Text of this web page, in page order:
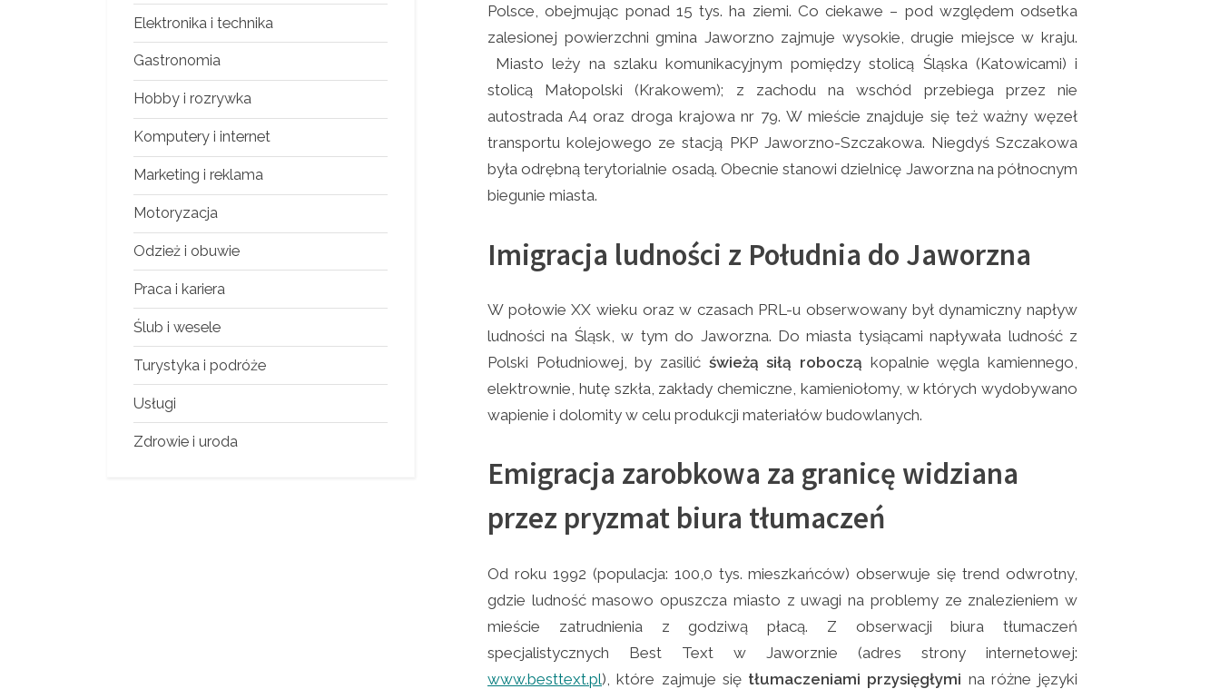
Polsce, obejmując ponad 15 tys. ha ziemi. Co ciekawe – pod względem odsetka
zalesionej powierzchni gmina Jaworzno zajmuje wysokie, drugie miejsce w kraju.
Miasto leży na szlaku komunikacyjnym pomiędzy stolicą Śląska (Katowicami) i
stolicą Małopolski (Krakowem); z zachodu na wschód przebiega przez nie
autostrada A4 oraz droga krajowa nr 79. W mieście znajduje się też ważny węzeł
transportu kolejowego ze stacją PKP Jaworzno-Szczakowa. Niegdyś Szczakowa
była odrębną terytorialnie osadą. Obecnie stanowi dzielnicę Jaworzna na północnym
biegunie miasta.
Imigracja ludności z Południa do Jaworzna
W połowie XX wieku oraz w czasach PRL-u obserwowany był dynamiczny napływ
ludności na Śląsk, w tym do Jaworzna. Do miasta tysiącami napływała ludność z
Polski Południowej, by zasilić świeżą siłą roboczą kopalnie węgla kamiennego,
elektrownie, hutę szkła, zakłady chemiczne, kamieniołomy, w których wydobywano
wapienie i dolomity w celu produkcji materiałów budowlanych.
Emigracja zarobkowa za granicę widziana
przez pryzmat biura tłumaczeń
Od roku 1992 (populacja: 100,0 tys. mieszkańców) obserwuje się trend odwrotny,
gdzie ludność masowo opuszcza miasto z uwagi na problemy ze znalezieniem w
mieście zatrudnienia z godziwą płacą. Z obserwacji biura tłumaczeń
specjalistycznych Best Text w Jaworznie (adres strony internetowej:
www.besttext.pl), które zajmuje się tłumaczeniami przysięgłymi na różne języki
Elektronika i technika
Gastronomia
Hobby i rozrywka
Komputery i internet
Marketing i reklama
Motoryzacja
Odzież i obuwie
Praca i kariera
Ślub i wesele
Turystyka i podróże
Usługi
Zdrowie i uroda